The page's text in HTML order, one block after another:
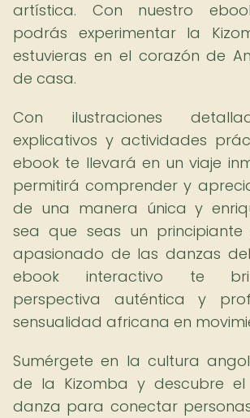
artística. Con nuestro
podrás experimentar la
estuvieras en el corazón de
de casa.
Con ilustraciones
explicativos y actividades
ebook te llevará en un viaje
permitirá comprender y
de una manera única y
sea que seas un
apasionado de las danzas
ebook interactivo te
perspectiva auténtica y
sensualidad africana en
Sumérgete en la cultura
de la Kizomba y descubre
danza para conectar